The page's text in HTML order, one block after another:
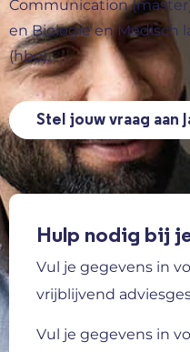
Communication
en Biologie en Medisch
(hbo).
Stel jouw vraag aan
Hulp nodig bij
Vul je gegevens in
vrijblijvend
Vul je gegevens in